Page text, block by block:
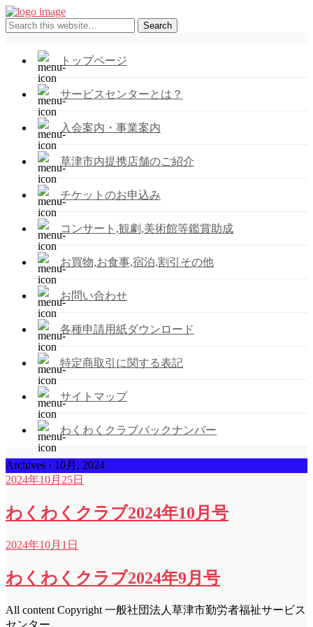
トップページ
サービスセンターとは？
入会案内・事業案内
草津市内提携店舗のご紹介
チケットのお申込み
コンサート,観劇,美術館等鑑賞助成
お買物,お食事,宿泊,割引その他
お問い合わせ
各種申請用紙ダウンロード
特定商取引に関する表記
サイトマップ
わくわくクラブバックナンバー
Archives › 10月, 2024
2024年10月25日
わくわくクラブ2024年10月号
2024年10月1日
わくわくクラブ2024年9月号
All content Copyright 一般社団法人草津市勤労者福祉サービス
センター